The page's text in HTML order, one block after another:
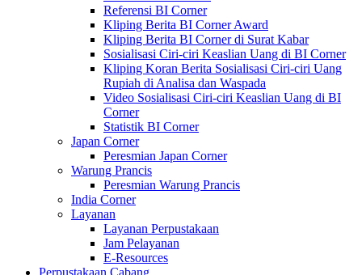
Referensi BI Corner
Kliping Berita BI Corner Award
Kliping Berita BI Corner di Surat Kabar
Sosialisasi Ciri-ciri Keaslian Uang di BI Corner
Kliping Koran Berita Sosialisasi Ciri-ciri Uang
Rupiah di Analisa dan Waspada
Video Sosialisasi Ciri-ciri Keaslian Uang di BI
Corner
Statistik BI Corner
Japan Corner
Peresmian Japan Corner
Warung Prancis
Peresmian Warung Prancis
India Corner
Layanan
Layanan Perpustakaan
Jam Pelayanan
E-Resources
Perpustakaan Cabang